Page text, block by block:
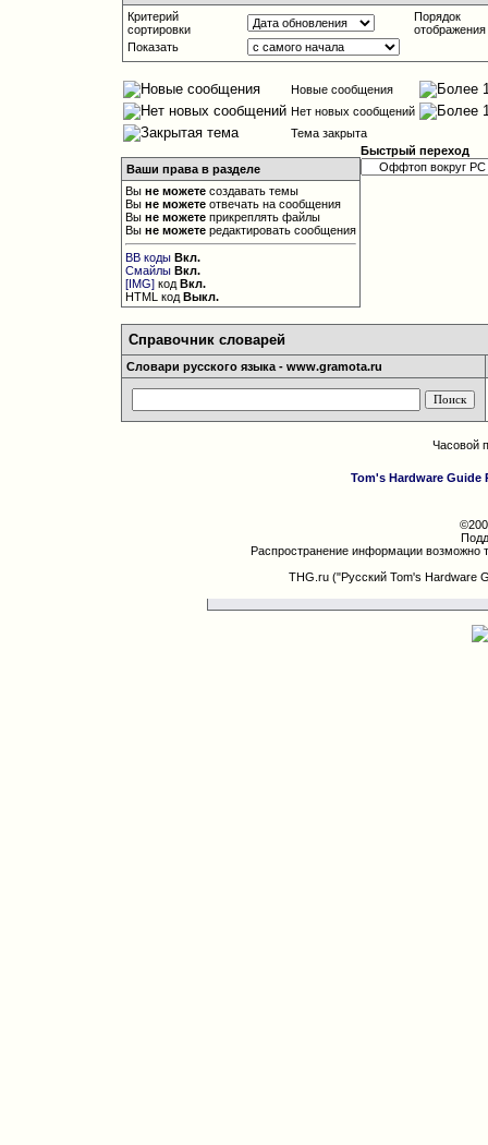
Критерий
сортировки
Порядок
отображения
Показать
Новые сообщения
Нет новых сообщений
Тема закрыта
Ваши права в разделе
Выне можете создавать темы
Выне можете отвечать на сообщения
Выне можете прикреплять файлы
Выне можете редактировать сообщения
BB коды Вкл.
Смайлы Вкл.
[IMG] кодВкл.
HTML кодВыкл.
Быстрый переход
Справочник словарей
Словари русского языка - www.gramota.ru
Часовой
Tom's Hardware Guide
Распространение информации возможно
THG.ru ("Русский Tom's Hardware